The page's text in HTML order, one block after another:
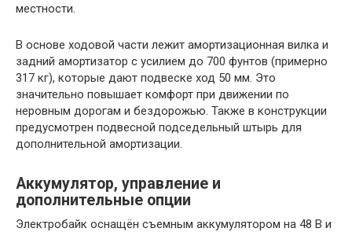
местности.
В основе ходовой части лежит амортизационная вилка и
задний амортизатор с усилием до 700 фунтов (примерно
317 кг), которые дают подвеске ход 50 мм. Это
значительно повышает комфорт при движении по
неровным дорогам и бездорожью. Также в конструкции
предусмотрен подвесной подседельный штырь для
дополнительной амортизации.
Аккумулятор, управление и
дополнительные опции
Электробайк оснащён съемным аккумулятором на 48 В и